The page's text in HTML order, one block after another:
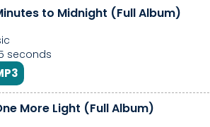
to Midnight (Full Album)
seconds
More Light (Full Album)